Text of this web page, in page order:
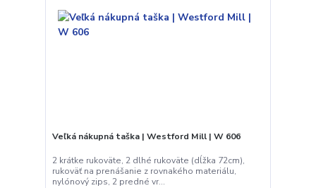
Veľká nákupná taška | Westford Mill | W 606
2 krátke rukoväte, 2 dlhé rukoväte (dĺžka 72cm),
rukoväť na prenášanie z rovnakého materiálu,
nylónový zips, 2 predné vr...